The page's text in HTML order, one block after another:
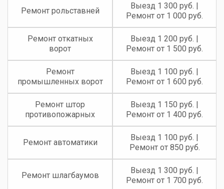
Ремонт рольставней
Выезд 1 300 руб. |
Ремонт от 1 000 руб.
Ремонт откатных
ворот
Выезд 1 200 руб. |
Ремонт от 1 500 руб.
Ремонт
промышленных ворот
Выезд 1 100 руб. |
Ремонт от 1 600 руб.
Ремонт штор
противопожарных
Выезд 1 150 руб. |
Ремонт от 1 400 руб.
Ремонт автоматики
Выезд 1 100 руб. |
Ремонт от 850 руб.
Ремонт шлагбаумов
Выезд 1 300 руб. |
Ремонт от 1 700 руб.